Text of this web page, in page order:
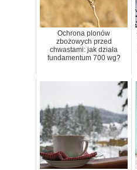
Ochrona plonów
zbożowych przed
chwastami: jak działa
fundamentum 700 wg?